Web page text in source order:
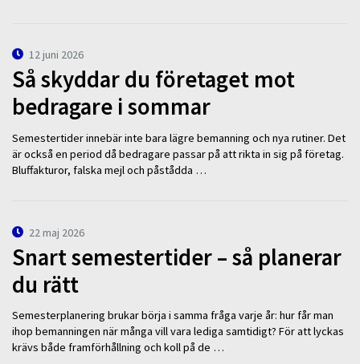
12 juni 2026
Så skyddar du företaget mot
bedragare i sommar
Semestertider innebär inte bara lägre bemanning och nya rutiner. Det
är också en period då bedragare passar på att rikta in sig på företag.
Bluffakturor, falska mejl och påstådda …
22 maj 2026
Snart semestertider – så planerar
du rätt
Semesterplanering brukar börja i samma fråga varje år: hur får man
ihop bemanningen när många vill vara lediga samtidigt? För att lyckas
krävs både framförhållning och koll på de …